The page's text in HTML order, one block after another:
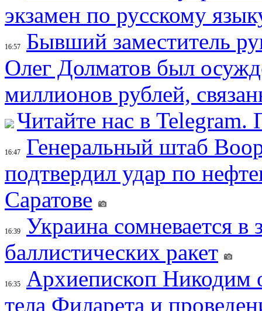
экзамен по русскому
16:57
Бывший заместитель
Олег Долматов был
миллионов рублей,
Читайте нас в
16:47
Генеральный штаб
подтвердил удар по
Саратове
16:39
Украина сомневается в
баллистических ракет
16:35
Архиепископ
тела Филарета и